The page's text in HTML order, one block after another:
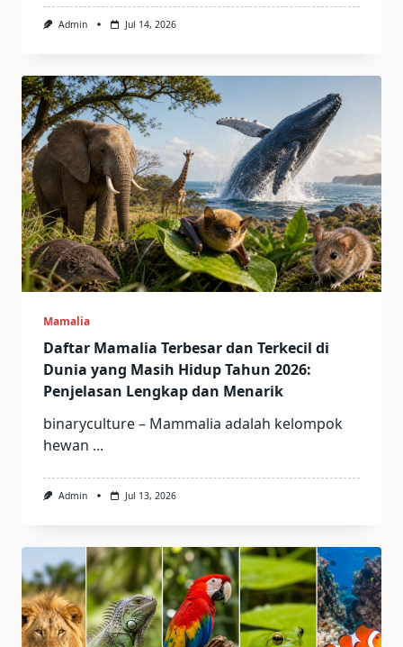
Admin Jul 14, 2026
Mamalia
Daftar Mamalia Terbesar dan Terkecil di
Dunia yang Masih Hidup Tahun 2026:
Penjelasan Lengkap dan Menarik
binaryculture – Mammalia adalah kelompok
hewan ...
Admin Jul 13, 2026